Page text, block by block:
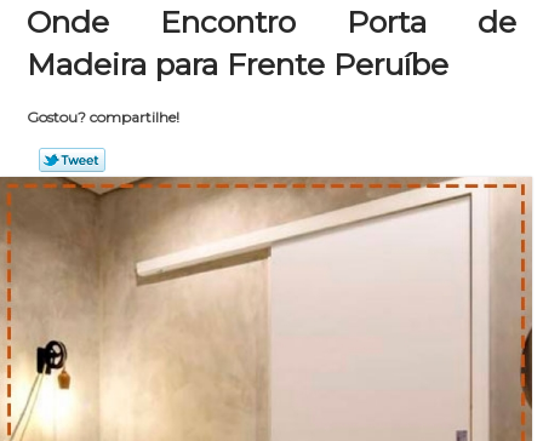
Onde Encontro Porta de
Madeira para Frente Peruíbe
Gostou? compartilhe!